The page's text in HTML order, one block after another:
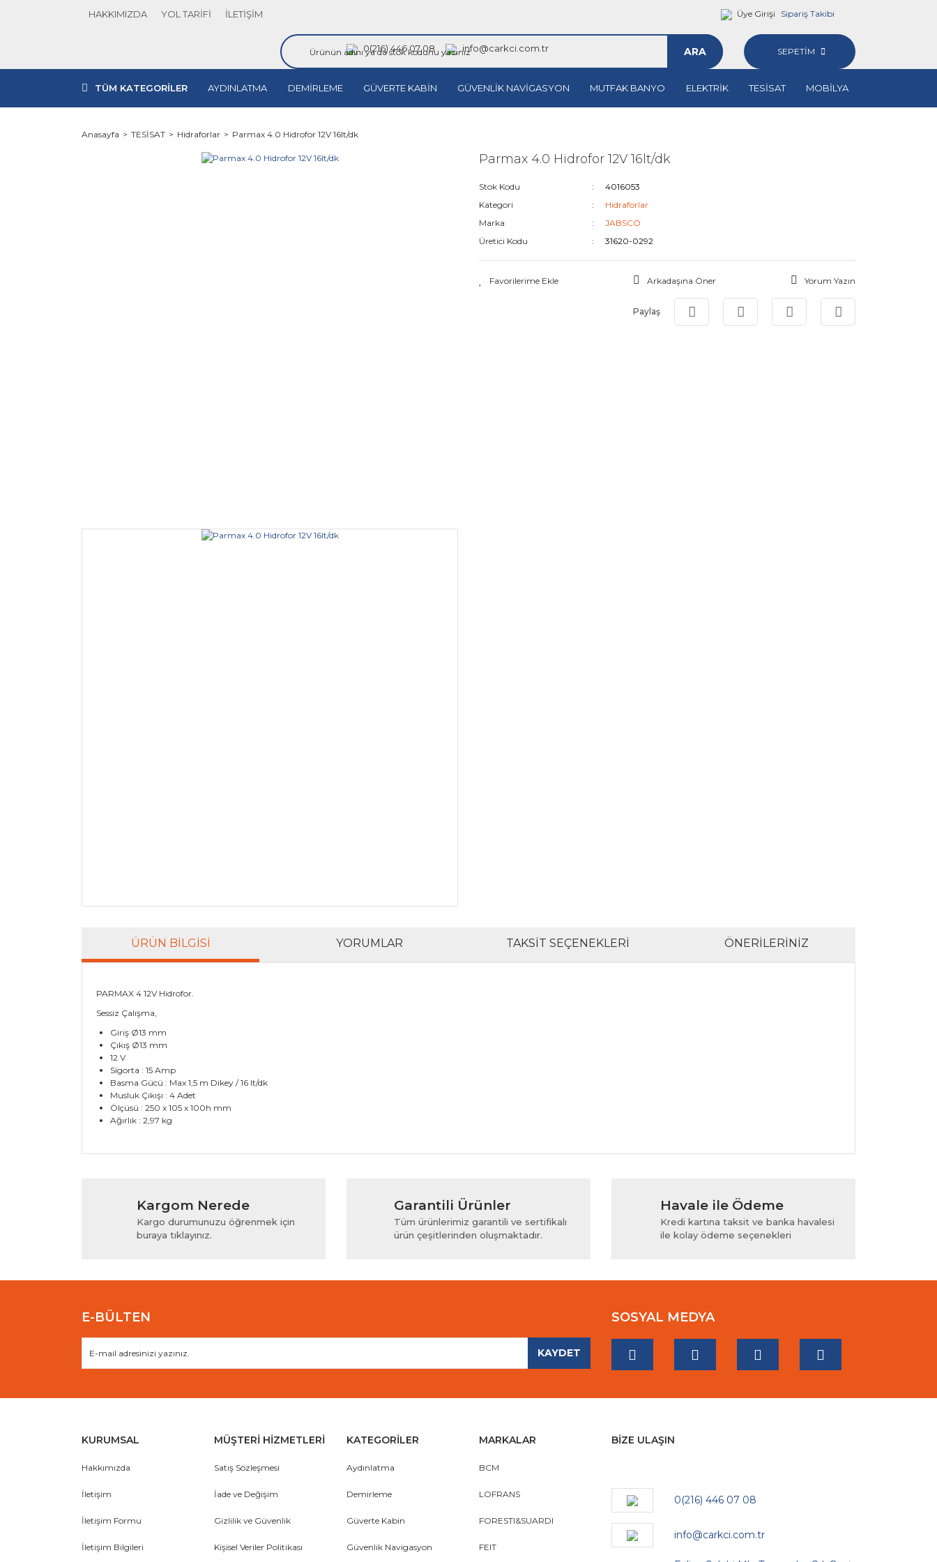
HAKKIMIZDA YOL TARİFİ İLETİŞİM Üye Girişi Sipariş Takibi
0(216) 446 07 08 info@carkci.com.tr ARA SEPETİM
TÜM KATEGORİLER AYDINLATMA DEMİRLEME GÜVERTE KABİN GÜVENLİK NAVİGASYON MUTFAK BANYO ELEKTRİK TESİSAT MOBİLYA
Anasayfa TESİSAT Hidraforlar Parmax 4.0 Hidrofor 12V 16lt/dk
Parmax 4.0 Hidrofor 12V 16lt/dk
Stok Kodu
4016053
Kategori
Hidraforlar
Marka
JABSCO
Üretici Kodu
31620-0292
Arkadaşına Öner Yorum Yazın
Paylaş
ÜRÜN BILGISI YORUMLAR TAKSIT SEÇENEKLERI ÖNERILERINIZ
PARMAX 4 12V Hidrofor.
Sessiz Çalışma,
Giriş Ø13 mm
Çıkış Ø13 mm
12 V
Sigorta : 15 Amp
Basma Gücü : Max 1,5 m Dikey / 16 lt/dk
Musluk Çıkışı : 4 Adet
Ölçüsü : 250 x 105 x 100h mm
Ağırlık : 2,97 kg
Yorum Yaz
Bu ürünün fiyat bilgisi, resim, ürün açıklamalarında ve diğer konularda yetersiz gördüğünüz noktaları öneri formunu kullanarak tarafımıza iletebilirsiniz.
Ürün resmi kalitesiz, bozuk veya görüntülenemiyor.
Ürün açıklamasında eksik bilgiler bulunuyor.
Ürün bilgilerinde hatalar bulunuyor.
Bu ürüne benzer farklı alternatifler olmalı.
Kargom Nerede
Kargo durumunuzu öğrenmek için
buraya tıklayınız.
Garantili Ürünler
Tüm ürünlerimiz garantili ve sertifikalı
ürün çeşitlerinden oluşmaktadır.
Havale ile Ödeme
Kredi kartına taksit ve banka havalesi
ile kolay ödeme seçenekleri
E-BÜLTEN
KAYDET
SOSYAL MEDYA
KURUMSAL
Hakkımızda
İletişim
İletişim Formu
İletişim Bilgileri
MÜŞTERİ HİZMETLERİ
Satış Sözleşmesi
İade ve Değişim
Gizlilik ve Güvenlik
Kişisel Veriler Politikası
KATEGORİLER
Aydınlatma
Demirleme
Güverte Kabin
Güvenlik Navigasyon
MARKALAR
BCM
LOFRANS
FORESTI&SUARDI
FEIT
BİZE ULAŞIN
0(216) 446 07 08
info@carkci.com.tr